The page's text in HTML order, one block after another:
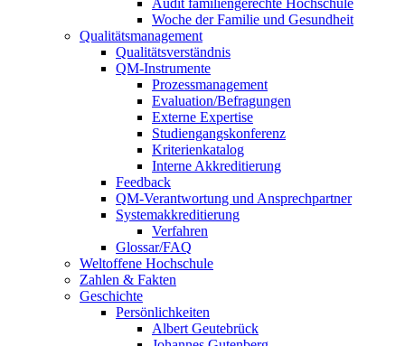
Woche der Familie und Gesundheit
Qualitätsmanagement
Qualitätsverständnis
QM-Instrumente
Prozessmanagement
Evaluation/Befragungen
Externe Expertise
Studiengangskonferenz
Kriterienkatalog
Interne Akkreditierung
Feedback
QM-Verantwortung und Ansprechpartner
Systemakkreditierung
Verfahren
Glossar/FAQ
Weltoffene Hochschule
Zahlen & Fakten
Geschichte
Persönlichkeiten
Albert Geutebrück